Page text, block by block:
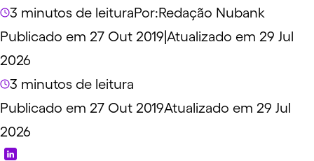
3 minutos de leituraPor:Redação Nubank
Publicado em 27 Out 2019 Atualizado em 29 Jul
2026
3 minutos de leitura
Publicado em 27 Out 2019Atualizado em 29 Jul
2026